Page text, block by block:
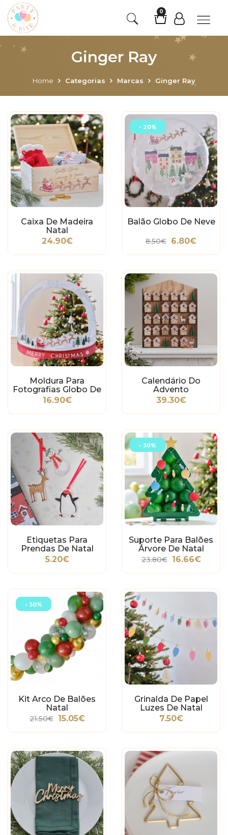
0
Ginger Ray
Home Categorias Marcas Ginger Ray
Caixa De Madeira
Natal
24.90€
- 20%
Balão Globo De Neve
8.50€ 6.80€
Moldura Para
Fotografias Globo De
Neve
16.90€
Calendário Do
Advento
Personalizável
39.30€
Etiquetas Para
Prendas De Natal
5.20€
- 30%
Suporte Para Balões
Árvore De Natal
23.80€ 16.66€
- 30%
Kit Arco De Balões
Natal
21.50€ 15.05€
Grinalda De Papel
Luzes De Natal
7.50€